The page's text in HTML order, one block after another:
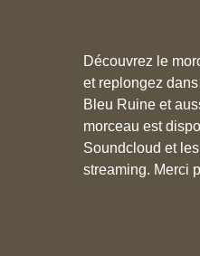
Découvrez le
et replongez
Bleu Ruine et
morceau est
Soundcloud et
streaming. Merci